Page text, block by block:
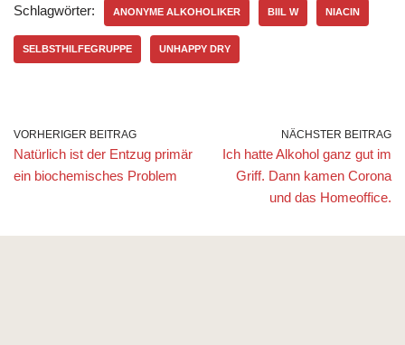
Schlagwörter: ANONYME ALKOHOLIKER BIIL W NIACIN
SELBSTHILFEGRUPPE UNHAPPY DRY
VORHERIGER BEITRAG
Natürlich ist der Entzug primär
ein biochemisches Problem
NÄCHSTER BEITRAG
Ich hatte Alkohol ganz gut im
Griff. Dann kamen Corona
und das Homeoffice.